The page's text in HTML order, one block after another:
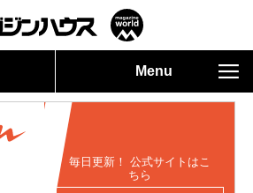
Menu
毎日更新！ 公式サイトはこ
ちら